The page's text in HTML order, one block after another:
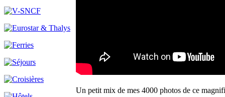
Un petit mix de mes 4000 photos de ce